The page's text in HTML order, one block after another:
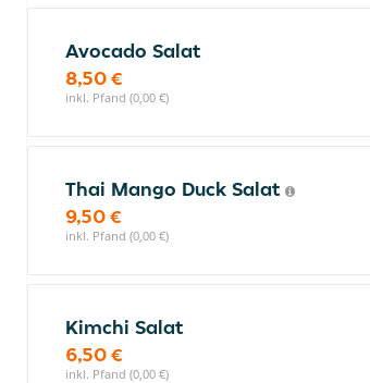
Avocado Salat
8,50 €
inkl. Pfand (0,00 €)
Thai Mango Duck Salat
9,50 €
inkl. Pfand (0,00 €)
Kimchi Salat
6,50 €
inkl. Pfand (0,00 €)